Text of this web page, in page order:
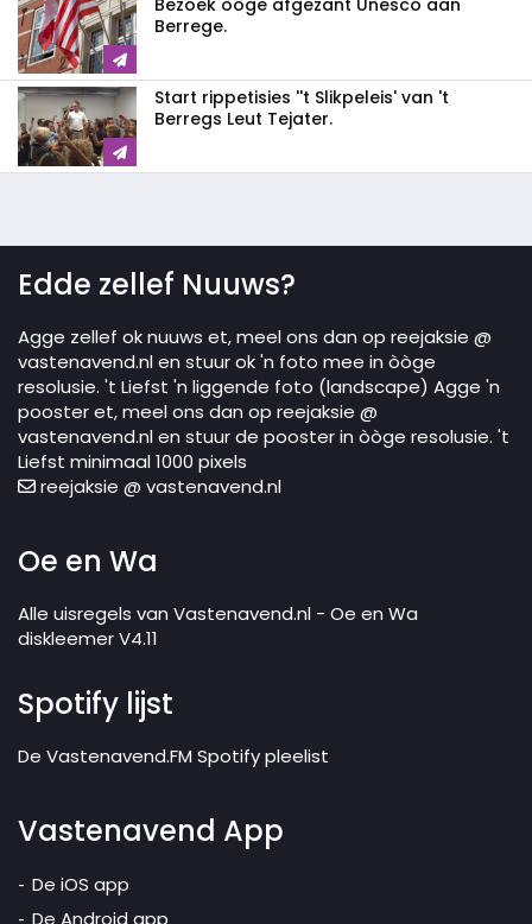
Bezoek òòge afgezant Unesco aan
Berrege.
Start rippetisies ''t Slikpeleis' van 't
Berregs Leut Tejater.
Edde zellef Nuuws?
Agge zellef ok nuuws et, meel ons dan op reejaksie @
vastenavend.nl en stuur ok 'n foto mee in òòge
resolusie. 't Liefst 'n liggende foto (landscape) Agge 'n
pooster et, meel ons dan op reejaksie @
vastenavend.nl en stuur de pooster in òòge resolusie. 't
Liefst minimaal 1000 pixels
reejaksie @ vastenavend.nl
Oe en Wa
Alle uisregels van Vastenavend.nl - Oe en Wa
diskleemer V4.11
Spotify lijst
De Vastenavend.FM Spotify pleelist
Vastenavend App
De iOS app